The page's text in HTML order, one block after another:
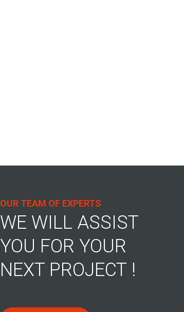
OUR TEAM OF EXPERTS
WE WILL ASSIST
YOU FOR YOUR
NEXT PROJECT !